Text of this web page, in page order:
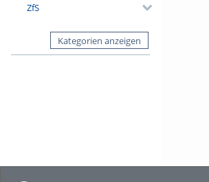
ZfS
Kategorien anzeigen